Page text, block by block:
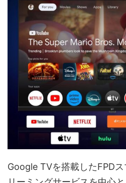
Google TVを搭載したFPD